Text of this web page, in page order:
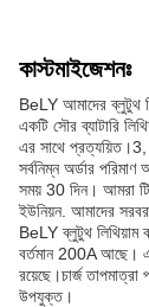
কাস্টমাইজেশনঃ
BeLY আমাদের ব্লুটুথ
একটি সৌর ব্যাটারি
এর সাথে
সর্বনিম্ন অর্ডার
সময় 30 দিন। আমরা টি
ইউনিয়ন. আমাদের
BeLY ব্লুটুথ লিথিয়াম
বর্তমান 200A আছে।
রয়েছে।চার্জ
উপযুক্ত।